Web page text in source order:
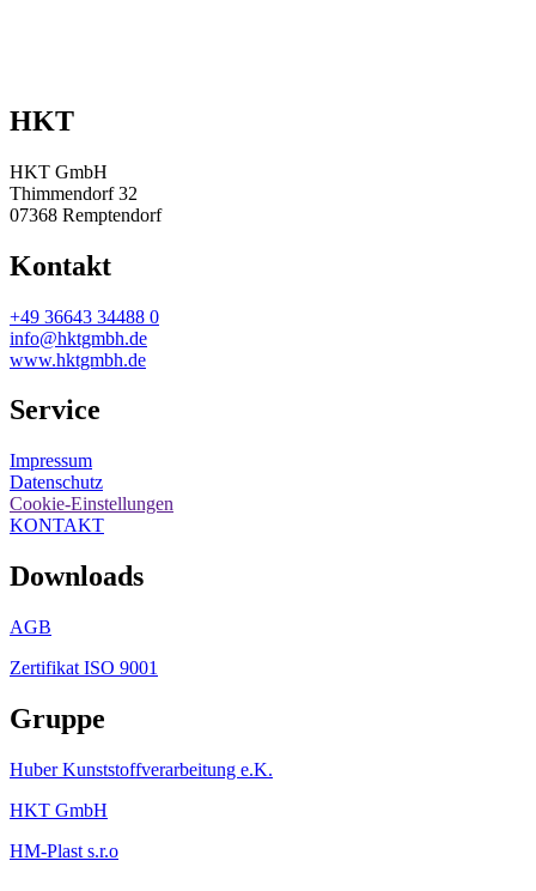
HKT
HKT GmbH
Thimmendorf 32
07368 Remptendorf
Kontakt
+49 36643 34488 0
info@hktgmbh.de
www.hktgmbh.de
Service
Impressum
Datenschutz
Cookie-Einstellungen
KONTAKT
Downloads
AGB
Zertifikat ISO 9001
Gruppe
Huber Kunststoffverarbeitung e.K.
HKT GmbH
HM-Plast s.r.o